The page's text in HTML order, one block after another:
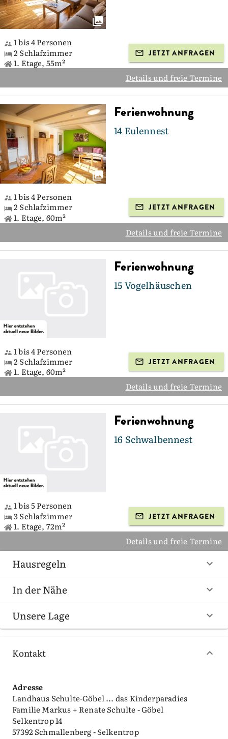
1 bis 4 Personen
2 Schlafzimmer
1. Etage, 55m²
JETZT ANFRAGEN
Details und freie Termine
Ferienwohnung
14 Eulennest
1 bis 4 Personen
2 Schlafzimmer
1. Etage, 60m²
JETZT ANFRAGEN
Details und freie Termine
Ferienwohnung
15 Vogelhäuschen
1 bis 4 Personen
2 Schlafzimmer
1. Etage, 60m²
JETZT ANFRAGEN
Details und freie Termine
Ferienwohnung
16 Schwalbennest
1 bis 5 Personen
3 Schlafzimmer
1. Etage, 72m²
JETZT ANFRAGEN
Details und freie Termine
Hausregeln
In der Nähe
Unsere Lage
Kontakt
Adresse
Landhaus Schulte-Göbel ... das Kinderparadies
Familie Markus + Renate Schulte - Göbel
Selkentrop 14
57392 Schmallenberg - Selkentrop